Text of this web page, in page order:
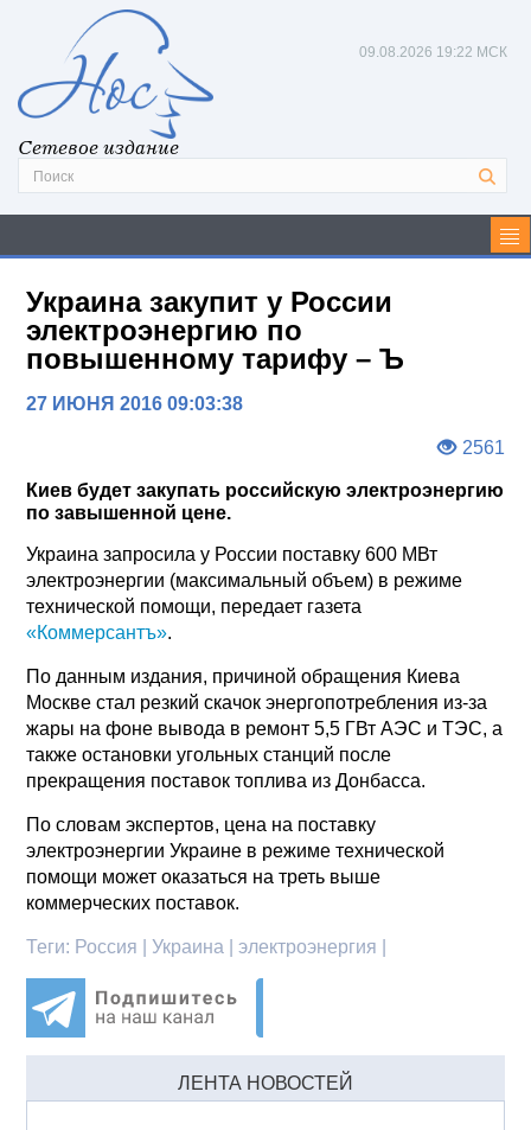
Сетевое издание
09.08.2026 19:22 МСК
Украина закупит у России
электроэнергию по
повышенному тарифу – Ъ
27 ИЮНЯ 2016 09:03:38
2561
Киев будет закупать российскую электроэнергию
по завышенной цене.
Украина запросила у России поставку 600 МВт
электроэнергии (максимальный объем) в режиме
технической помощи, передает газета
«Коммерсантъ».
По данным издания, причиной обращения Киева
Москве стал резкий скачок энергопотребления из-за
жары на фоне вывода в ремонт 5,5 ГВт АЭС и ТЭС, а
также остановки угольных станций после
прекращения поставок топлива из Донбасса.
По словам экспертов, цена на поставку
электроэнергии Украине в режиме технической
помощи может оказаться на треть выше
коммерческих поставок.
Теги: Россия | Украина | электроэнергия |
ЛЕНТА НОВОСТЕЙ